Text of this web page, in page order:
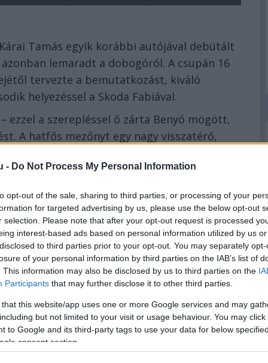
- Do Not Process My Personal Information
opt-out of the sale, sharing to third parties, or processing of your
for targeted advertising by us, please use the below opt-out
selection. Please note that after your opt-out request is processed
interest-based ads based on personal information utilized by us
to third parties prior to your opt-out. You may separately
of your personal information by third parties on the IAB’s list of
This information may also be disclosed by us to third parties on the
Participants that may further disclose it to other third parties.
that this website/app uses one or more Google services and may
but not limited to your visit or usage behaviour. You may
to Google and its third-party tags to use your data for below
consent section.
Tamás egyik korábbi autójával debütált
lemaradt a dobogóról. A csupán 16
tervezte a bemutatkozást, kiváló
helyezéssel a Skoda Fabiával.
ezzel a szerepléssel ő zárta Benyó mögött,
A hatfős mezőnyt egy nagy visszatérő,
Nagy Benjámin javára Kovács Sámuellel
ketten alkották, ezért összevonták a
az előfutamokon Roman Castoral az S1600-
ötödik győzelmét szerezte, így maximális
-2000 bajnoka.
Tibor szezonja, a végét azonban
pedig – a leggyengébb futam mínuszolását
harmadik bajnoki címét az
döntőben a két versenyzőt tizedek
sorsa.